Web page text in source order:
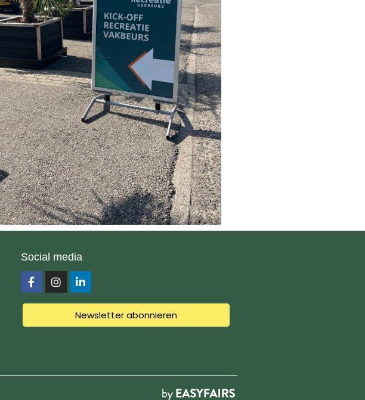
Social media
Newsletter abonnieren